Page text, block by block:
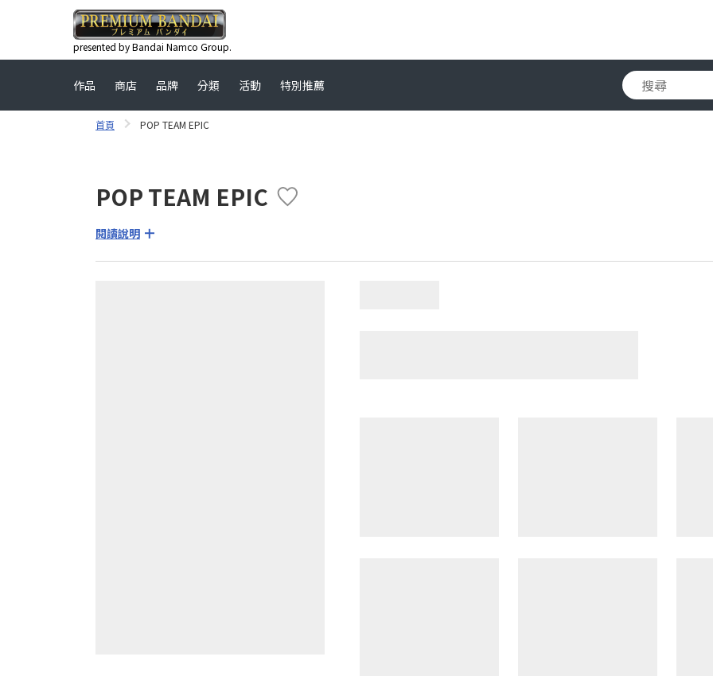
presented by Bandai Namco Group.
作品 商店 品牌 分類 活動 特別推薦
首頁 POP TEAM EPIC
POP TEAM EPIC
閱讀說明